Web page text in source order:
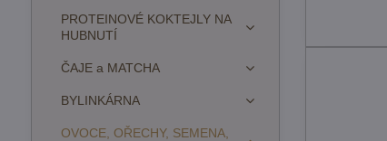
PROTEINOVÉ KOKTEJLY NA
HUBNUTÍ
ČAJE a MATCHA
BYLINKÁRNA
OVOCE, OŘECHY, SEMENA,